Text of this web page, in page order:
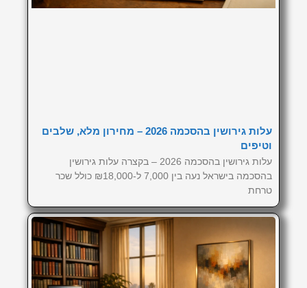
עלות גירושין בהסכמה 2026 – מחירון מלא, שלבים
וטיפים
עלות גירושין בהסכמה 2026 – בקצרה עלות גירושין
בהסכמה בישראל נעה בין 7,000 ל-₪18,000 כולל שכר
טרחת